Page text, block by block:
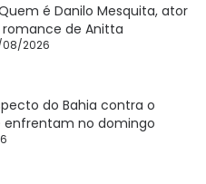
é Danilo Mesquita, ator
de Anitta
2026
do Bahia contra o
enfrentam no domingo